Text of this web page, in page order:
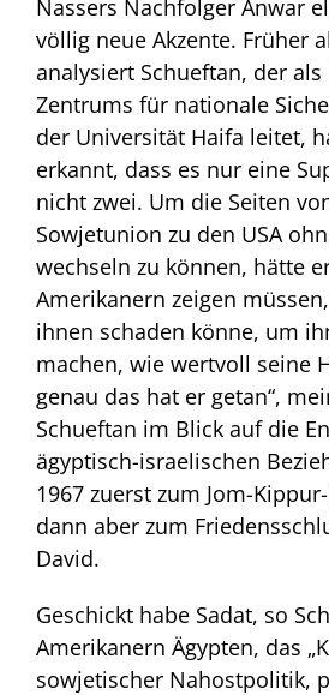
Nassers Nachfolger Anwar
völlig neue Akzente. Früher
analysiert Schueftan, der
Zentrums für nationale
der Universität Haifa leitet,
erkannt, dass es nur eine
nicht zwei. Um die Seiten
Sowjetunion zu den USA
wechseln zu können, hätte
Amerikanern zeigen
ihnen schaden könne, um
machen, wie wertvoll seine
genau das hat er getan“,
Schueftan im Blick auf die
ägyptisch-israelischen
1967 zuerst zum Jom-
dann aber zum
David.
Geschickt habe Sadat, so
Amerikanern Ägypten, das
sowjetischer Nahostpolitik,